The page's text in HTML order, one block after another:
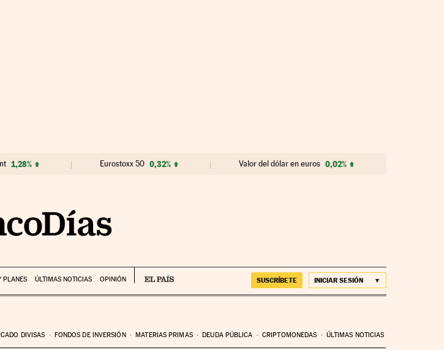
1,28% Eurostoxx 50 0,32% Valor del dólar en euros 0,02%
PLANES ÚLTIMAS NOTICIAS OPINIÓN SUSCRÍBETE INICIAR SESIÓN
DIVISAS FONDOS DE INVERSIÓN MATERIAS PRIMAS DEUDA PÚBLICA CRIPTOMONEDAS ÚLTIMAS NOTICIAS